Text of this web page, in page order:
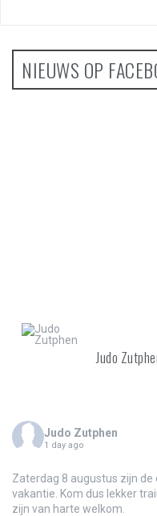
NIEUWS OP
Judo
Judo Zutphen
1 day ago
Zaterdag 8 augustus zijn
vakantie. Kom dus lekker
zijn van harte welkom.